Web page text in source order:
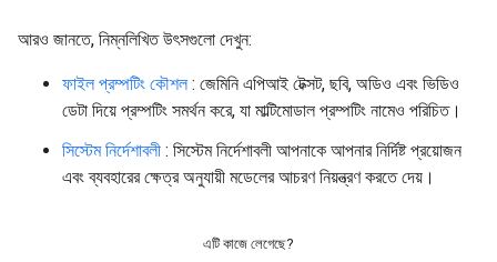
আরও জানতে, নিম্নলিখিত উৎসগুলো দেখুন:
ফাইল প্রম্পটিং কৌশল: জেমিনি এপিআই টেক্সট, ছবি, অডিও এবং ভিডিও
ডেটা দিয়ে প্রম্পটিং সমর্থন করে, যা মাল্টিমোডাল প্রম্পটিং নামেও পরিচিত।
সিস্টেম নির্দেশাবলী : সিস্টেম নির্দেশাবলী আপনাকে আপনার নির্দিষ্ট প্রয়োজন
এবং ব্যবহারের ক্ষেত্র অনুযায়ী মডেলের আচরণ নিয়ন্ত্রণ করতে দেয়।
এটি কাজে লেগেছে?